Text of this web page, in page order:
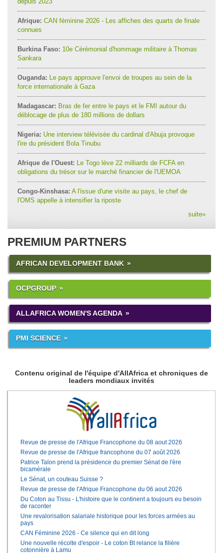
Afrique: CAN féminine 2026 - Les affiches des quarts de finale
connues
Burkina Faso: 10e Cérémonial d'hommage militaire à Thomas
Sankara
Ouganda: Le pays approuve l'envoi de troupes au sein de la
force internationale à Gaza
Madagascar: Bras de fer entre le pays et le FMI autour du
déblocage de plus de 180 millions de dollars
Nigeria: Une interview télévisée du cardinal d'Abuja provoque
l'ire du président Bola Tinubu
Afrique de l'Ouest: Le Togo lève 22 milliards de FCFA en
obligations du trésor sur le marché financier de l'UEMOA
Congo-Kinshasa: A l'issue d'une visite au pays, le chef de
l'OMS appelle à intensifier la riposte
suite»
PREMIUM PARTNERS
AFRICAN DEVELOPMENT BANK
OCPGROUP
ALLAFRICA WOMEN'S AGENDA
PMI SCIENCE
Contenu original de l'équipe d'AllAfrica et chroniques de
leaders mondiaux invités
Revue de presse de l'Afrique Francophone du 08 aout 2026
Revue de presse de l'Afrique francophone du 07 août 2026
Patrice Talon prend la présidence du premier Sénat de l'ère
bicamérale
Le Sénat, un couteau Suisse ?
Revue de presse de l'Afrique Francophone du 06 aout 2026
Du Coton au Tissu - L'histoire que le continent a toujours eu besoin
de raconter
Une revalorisation salariale historique pour les forces armées au
pays
CAN Féminine 2026 - Ce silence qui en dit long
Une nouvelle récolte d'espoir - Le coton Bt relance la filière
cotonnière à Lamu